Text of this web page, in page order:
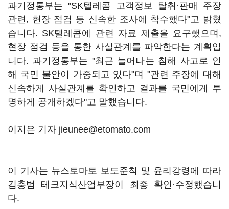
과기정통부는 "SK텔레콤 고객정보 탈취·판매 주장
관련, 현장 점검 등 신속한 조사에 착수했다"고 밝혔
습니다. SK텔레콤에 관련 자료 제출을 요구했으며,
현장 점검 등을 통한 사실관계를 파악한다는 계획입
니다. 과기정통부는 "최근 늘어나는 침해 사고로 인
해 국민 불안이 가중되고 있다"며 "관련 주장에 대해
신속하게 사실관계를 확인하고 결과를 국민에게 투
명하게 공개하겠다"고 말했습니다.
이지은 기자 jieunee@etomato.com
이 기사는 뉴스토마토 보도준칙 및 윤리강령에 따라
김충범 테크지식산업부장이 최종 확인·수정했습니
다.